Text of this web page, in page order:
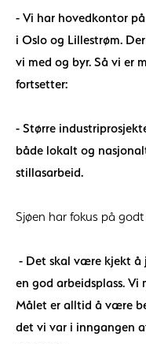
- Vi har hovedkontor
i Oslo og Lillestrøm.
vi med og byr. Så vi er
fortsetter:
- Større
både lokalt og
stillasarbeid.
Sjøen har fokus på godt
- Det skal være kjekt
en god arbeidsplass. Vi
Målet er alltid å være
det vi var i inngangen